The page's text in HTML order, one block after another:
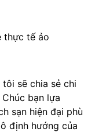
thực tế ảo
sẽ chia sẻ chi
bạn lựa
sạn hiện đại phù
định hướng của